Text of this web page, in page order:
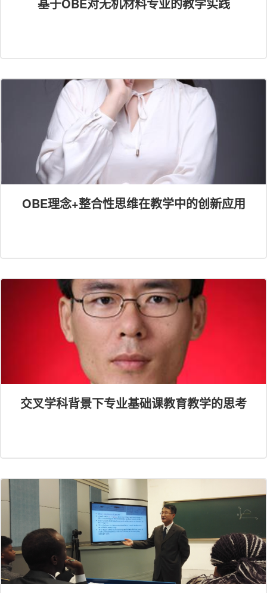
OBE理念+整合性思维在教学中的创新应用
交叉学科背景下专业基础课教育教学的思考